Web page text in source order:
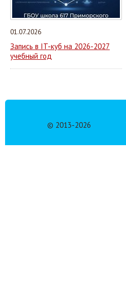
01.07.2026
Запись в IT-куб на 2026-2027
учебный год
© 2013-2026